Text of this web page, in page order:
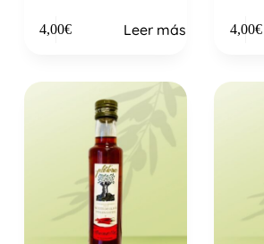
4,00€ Leer más 4,00€